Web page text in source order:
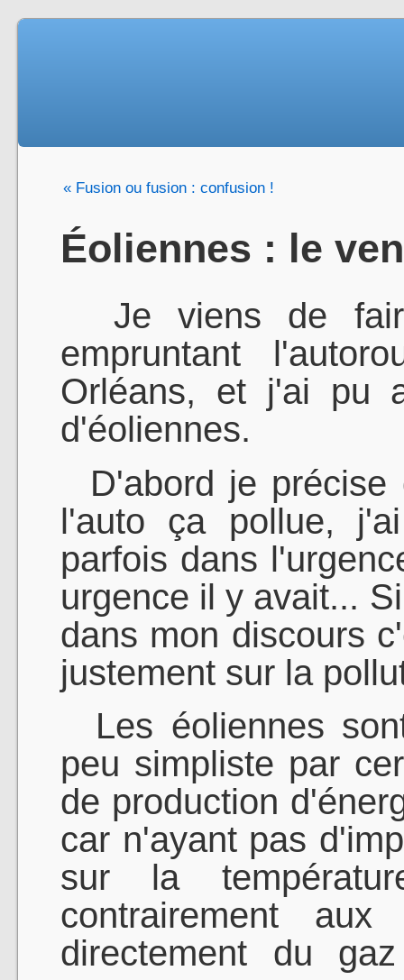
« Fusion ou fusion : confusion !
Éoliennes : le
Je viens de
empruntant
Orléans, et j'ai pu
d'éoliennes.
D'abord je précise
l'auto ça pollue,
parfois dans
urgence il y avait...
dans mon discours
justement sur la
Les éoliennes
peu simpliste par
de production
car n'ayant pas
sur la
contrairement
directement du